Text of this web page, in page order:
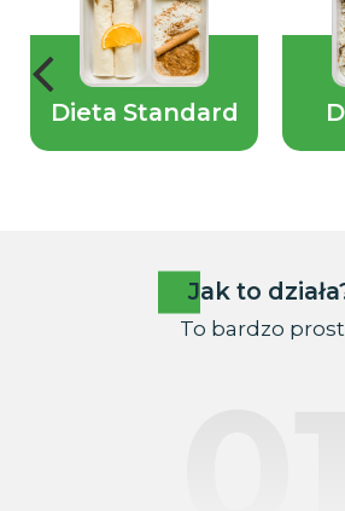
Dieta Standard
Jak to
To bardzo